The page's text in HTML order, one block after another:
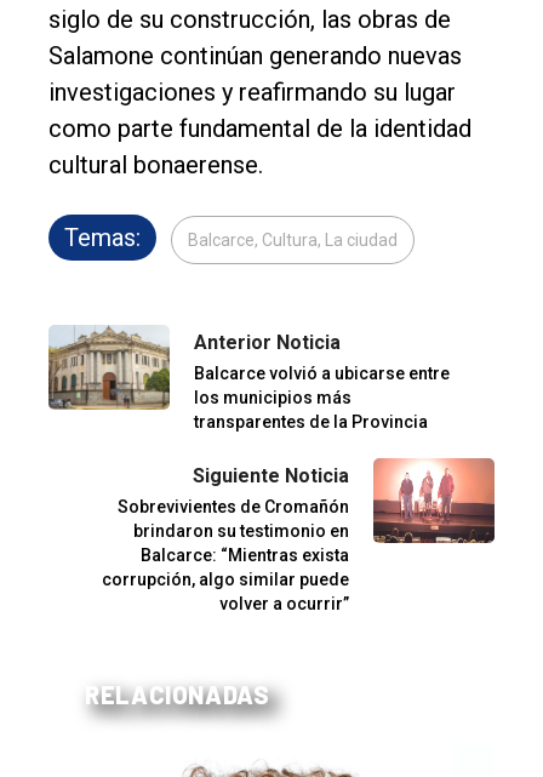
siglo de su construcción, las obras de
Salamone continúan generando nuevas
investigaciones y reafirmando su lugar
como parte fundamental de la identidad
cultural bonaerense.
Temas: Balcarce, Cultura, La ciudad
Anterior Noticia
Balcarce volvió a ubicarse entre
los municipios más
transparentes de la Provincia
Siguiente Noticia
Sobrevivientes de Cromañón
brindaron su testimonio en
Balcarce: “Mientras exista
corrupción, algo similar puede
volver a ocurrir”
RELACIONADAS